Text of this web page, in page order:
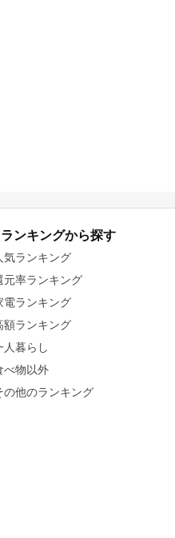
ランキングから探す
気ランキング
元率ランキング
電ランキング
額ランキング
人暮らし
べ物以外
の他のランキング